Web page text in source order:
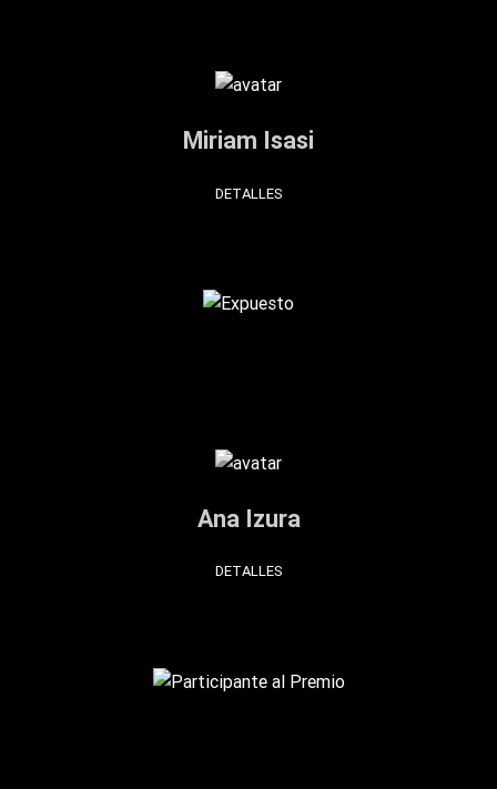
Miriam Isasi
DETALLES
Ana Izura
DETALLES